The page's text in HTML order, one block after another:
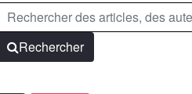
Rechercher